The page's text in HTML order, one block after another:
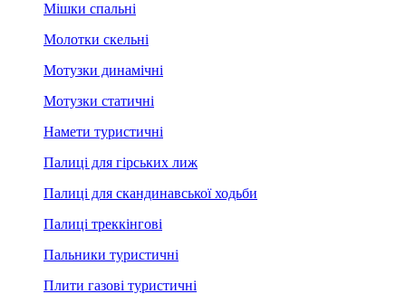
Мішки спальні
Молотки скельні
Мотузки динамічні
Мотузки статичні
Намети туристичні
Палиці для гірських лиж
Палиці для скандинавської ходьби
Палиці треккінгові
Пальники туристичні
Плити газові туристичні